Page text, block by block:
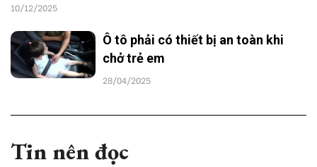
10/12/2025
Ô tô phải có thiết bị an toàn khi
chở trẻ em
28/04/2025
Tin nên đọc